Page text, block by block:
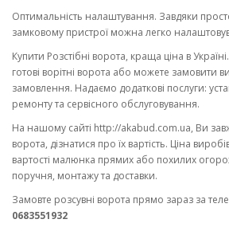
Оптимальність налаштування. Завдяки
замковому пристрої можна легко
Купити Розстібні ворота, краща ціна в
готові ворітні ворота або можете замовити
замовлення. Надаємо додаткові послуги:
ремонту та сервісного обслуговування.
На нашому сайті http://akabud.com.ua, Ви
ворота, дізнатися про їх вартість. Ціна
вартості малюнка прямих або похилих
поручня, монтажу та доставки.
Замовте розсувні ворота прямо зараз за
0683551932